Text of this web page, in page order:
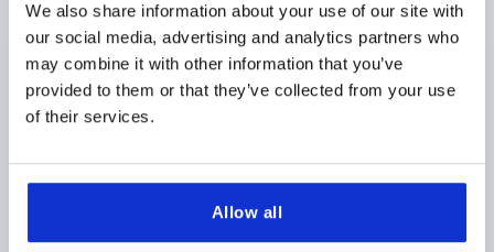
We also share information about your use of our site with
our social media, advertising and analytics partners who
may combine it with other information that you’ve
provided to them or that they’ve collected from your use
of their services.
Allow all
PVPS desde $72.58
más gastos de envío
Registros / página
Descubra nuestra gama de productos
K0737 inch